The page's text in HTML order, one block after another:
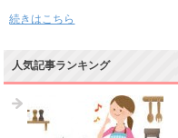
続きはこちら
人気記事ランキング